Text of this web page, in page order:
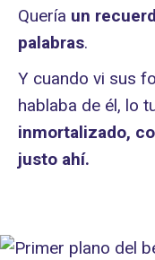
Quería un
palabras.
Y cuando vi sus
hablaba de él, lo
inmortalizado,
justo ahí.